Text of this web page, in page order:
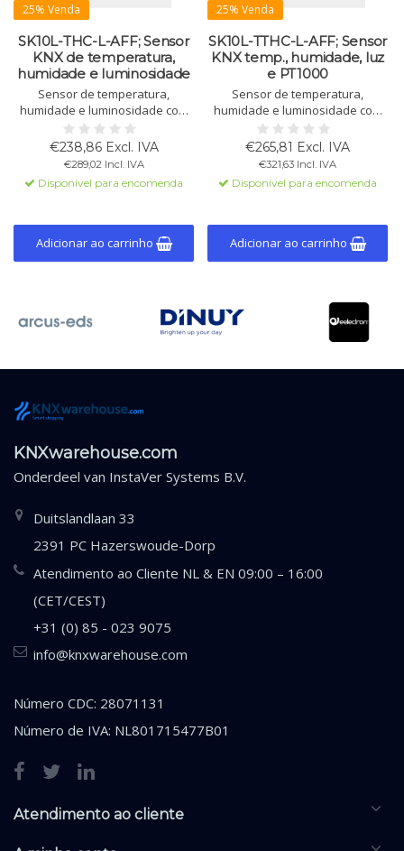
25% Venda
SK10L-THC-L-AFF; Sensor
KNX de temperatura,
humidade e luminosidade
Sensor de temperatura,
humidade e luminosidade com
sondas integradas. Para
controlo climático, ponto de
orvalho, ventilação e KNX.
Adequado para interior e
exterior (IP54/65).
€238,86 Excl. IVA
€289,02 Incl. IVA
Disponível para encomenda
Adicionar ao carrinho
25% Venda
SK10L-TTHC-L-AFF; Sensor
KNX temp., humidade, luz
e PT1000
Sensor de temperatura,
humidade e luminosidade com
sondas integradas. Para
controlo climático, ponto de
orvalho, ventilação e KNX.
Adequado para interior e
exterior (IP54/65).
€265,81 Excl. IVA
€321,63 Incl. IVA
Disponível para encomenda
Adicionar ao carrinho
KNXwarehouse.com
Onderdeel van InstaVer Systems B.V.
Duitslandlaan 33
2391 PC Hazerswoude-Dorp
Atendimento ao Cliente NL & EN 09:00 – 16:00
(CET/CEST)
+31 (0) 85 - 023 9075
info@knxwarehouse.com
Número CDC: 28071131
Número de IVA: NL801715477B01
Atendimento ao cliente